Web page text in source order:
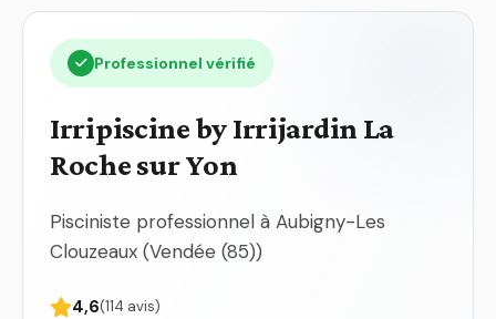
Professionnel vérifié
Irripiscine by Irrijardin La
Roche sur Yon
Pisciniste professionnel à Aubigny-Les
Clouzeaux (Vendée (85))
4,6(114 avis)